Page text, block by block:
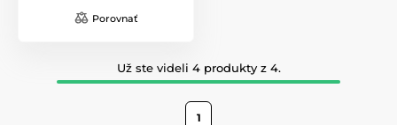
Porovnať
Už ste videli 4 produkty z 4.
1